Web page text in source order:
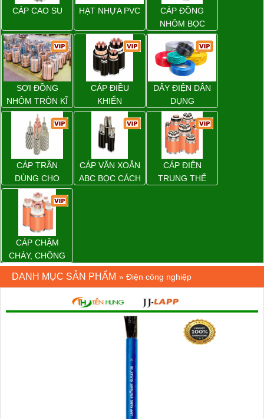
CÁP CAO SU HẠT NHỰA PVC
CÁP ĐỒNG
NHÔM BỌC
SỢI ĐỒNG
NHÔM TRÒN KĨ
THUẬT ĐIỆN
CÁP ĐIỀU
KHIỂN
DÂY ĐIỆN DÂN
DỤNG
CÁP TRẦN
DÙNG CHO
ĐƯỜNG DÂY
TẢI ĐIỆN TRÊN
KHÔNG
CÁP VẶN XOẮN
ABC BỌC CÁCH
CÁP ĐIỆN
TRUNG THẾ
CÁP CHẬM
CHÁY, CHỐNG
CHÁY
DANH MỤC SẢN PHẨM » Điện công nghiệp